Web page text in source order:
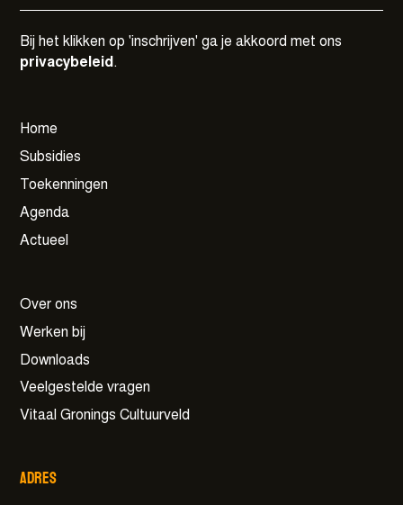
Bij het klikken op 'inschrijven' ga je akkoord met ons
privacybeleid .
Home
Subsidies
Toekenningen
Agenda
Actueel
Over ons
Werken bij
Downloads
Veelgestelde vragen
Vitaal Gronings Cultuurveld
Adres